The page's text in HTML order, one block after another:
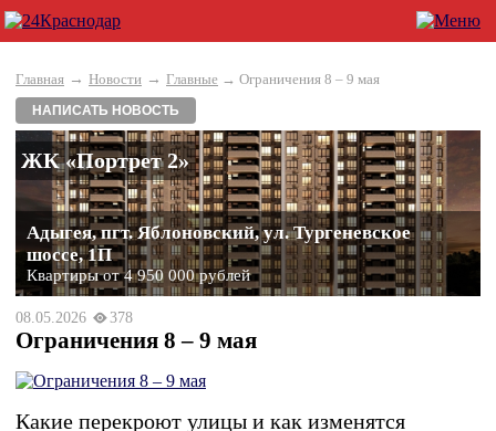
Главная → Новости → Главные → Ограничения 8 – 9 мая
НАПИСАТЬ НОВОСТЬ
ЖК «Портрет 2»
Адыгея, пгт. Яблоновский, ул. Тургеневское
шоссе, 1П
Квартиры от 4 950 000 рублей
08.05.2026 378
Ограничения 8 – 9 мая
Какие перекроют улицы и как изменятся